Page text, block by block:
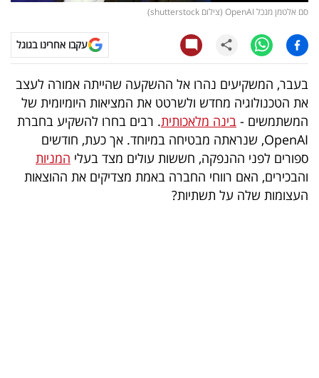
ויראלי
טלוויזיה
עסקי
ספורט
קריירה
ולימודים
מינויים
סם אלטמן מנכל OpenAI (צילום shutterstock)
עקבו אחרינו בגוגל
בעבר, המשקיעים נהרו אל ההשקעה שהייתה אמורה לעצב
את הטכנולוגיה מחדש ולשרטט את המציאות היומיומית של
המשתמשים - בינה מלאכותית. רבים בחרו להשקיע בחברת
OpenAI, שנראתה מבטיחה במיוחד. אך כעת, חודשים
ספורים לפני ההנפקה, חששות עולים מצד בעלי המניות
והבכירים, האם רווחי החברה באמת מצדיקים את ההוצאות
העצומות שלה על תשתיות?